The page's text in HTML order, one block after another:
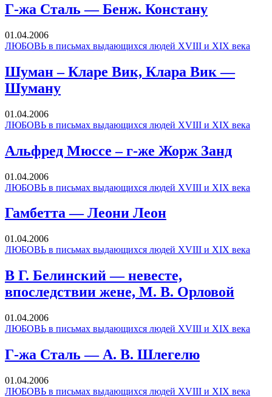
Г-жа Сталь — Бенж. Констану
01.04.2006
ЛЮБОВЬ в письмах выдающихся людей XVIII и XIX века
Шуман – Кларе Вик, Клара Вик —
Шуману
01.04.2006
ЛЮБОВЬ в письмах выдающихся людей XVIII и XIX века
Альфред Мюссе – г-же Жорж Занд
01.04.2006
ЛЮБОВЬ в письмах выдающихся людей XVIII и XIX века
Гамбетта — Леони Леон
01.04.2006
ЛЮБОВЬ в письмах выдающихся людей XVIII и XIX века
В Г. Белинский — невесте,
впоследствии жене, М. В. Орловой
01.04.2006
ЛЮБОВЬ в письмах выдающихся людей XVIII и XIX века
Г-жа Сталь — А. В. Шлегелю
01.04.2006
ЛЮБОВЬ в письмах выдающихся людей XVIII и XIX века